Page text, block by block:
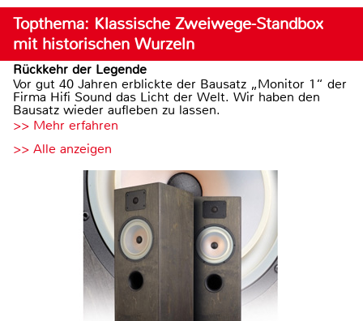
Topthema: Klassische Zweiwege-Standbox
mit historischen Wurzeln
Rückkehr der Legende
Vor gut 40 Jahren erblickte der Bausatz „Monitor 1“ der
Firma Hifi Sound das Licht der Welt. Wir haben den
Bausatz wieder aufleben zu lassen.
>> Mehr erfahren
>> Alle anzeigen